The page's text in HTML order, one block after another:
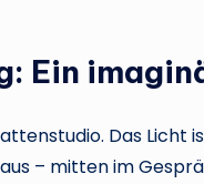
Ein
Das Licht
– mitten im